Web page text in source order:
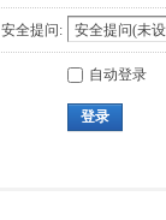
安全提问:
自动登录
登录